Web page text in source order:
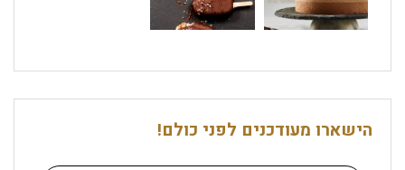
הישארו מעודכנים לפני כולם!